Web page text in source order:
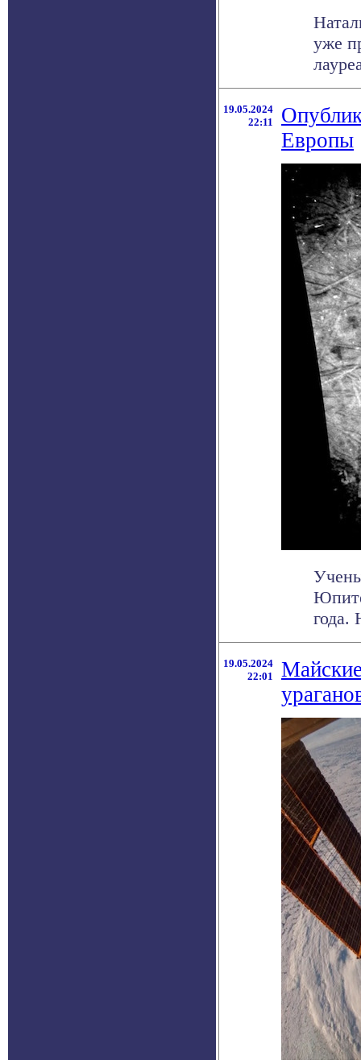
уже
19.05.2024
22:11
Европы
года.
19.05.2024
22:01